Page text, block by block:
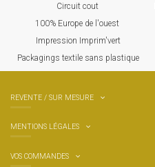
Circuit cout
100% Europe de l'ouest
Impression Imprim'vert
Packagings textile sans plastique
REVENTE / SUR MESURE
MENTIONS LÉGALES
VOS COMMANDES